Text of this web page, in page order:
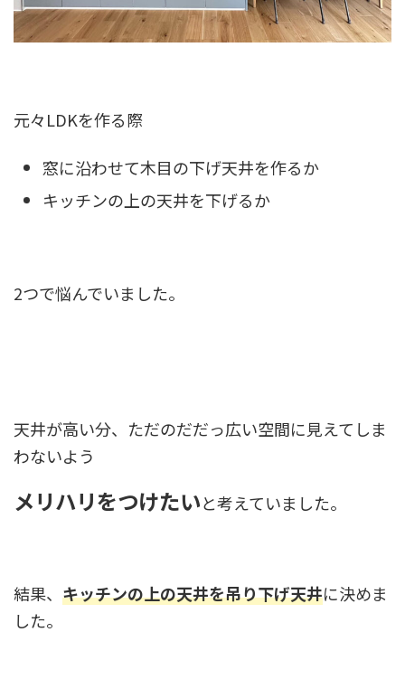
元々LDKを作る際
窓に沿わせて木目の下げ天井を作るか
キッチンの上の天井を下げるか
2つで悩んでいました。
天井が高い分、ただのだだっ広い空間に見えてしま
わないよう
メリハリをつけたいと考えていました。
結果、 キッチンの上の天井を吊り下げ天井に決めま
した。